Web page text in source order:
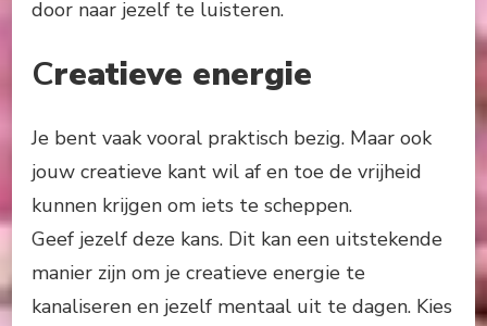
door naar jezelf te luisteren.
Creatieve energie
Je bent vaak vooral praktisch bezig. Maar ook
jouw creatieve kant wil af en toe de vrijheid
kunnen krijgen om iets te scheppen.
Geef jezelf deze kans. Dit kan een uitstekende
manier zijn om je creatieve energie te
kanaliseren en jezelf mentaal uit te dagen. Kies